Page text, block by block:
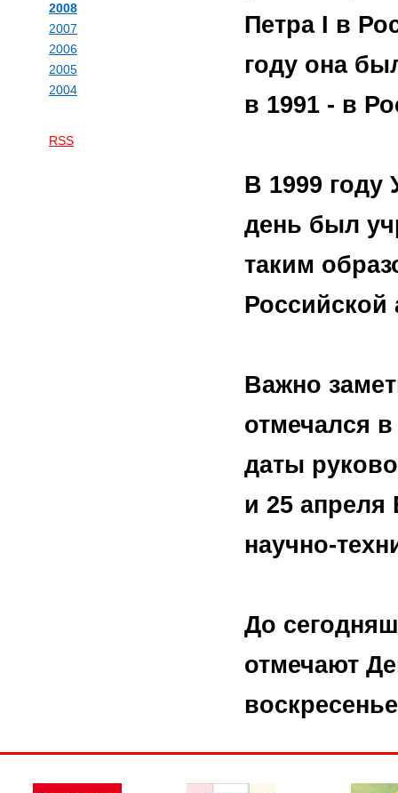
2008
2007
2006
2005
2004
RSS
Петра I в
году она
в 1991 - в
В 1999 году
день был
таким
Российской
Важно
отмечался
даты
и 25 апреля
научно-
До
отмечают